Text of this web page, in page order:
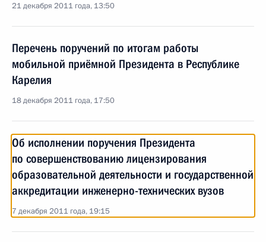
21 декабря 2011 года, 13:50
Перечень поручений по итогам работы
мобильной приёмной Президента в Республике
Карелия
18 декабря 2011 года, 17:50
Об исполнении поручения Президента
по совершенствованию лицензирования
образовательной деятельности и государственной
аккредитации инженерно-технических вузов
7 декабря 2011 года, 19:15